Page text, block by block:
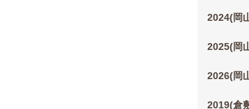
2024(岡
2025(岡
2026(岡
2019(倉